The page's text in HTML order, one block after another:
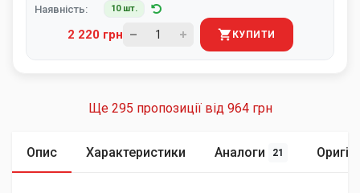
Наявність: 10 шт.
2 220 грн КУПИТИ
Ще 295 пропозиції від 964 грн
Опис Характеристики Аналоги 21